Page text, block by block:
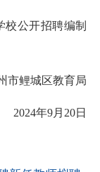
公开招聘编制
鲤城区教育局
年9月20日